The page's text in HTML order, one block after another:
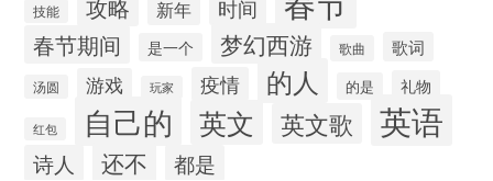
技能 攻略 新年 时间
春节期间 是一个 梦幻西游 歌曲 歌词
汤圆 游戏 玩家 疫情 的人 的是 礼物
红包 自己的 英文 英文歌 英语
诗人 还不 都是